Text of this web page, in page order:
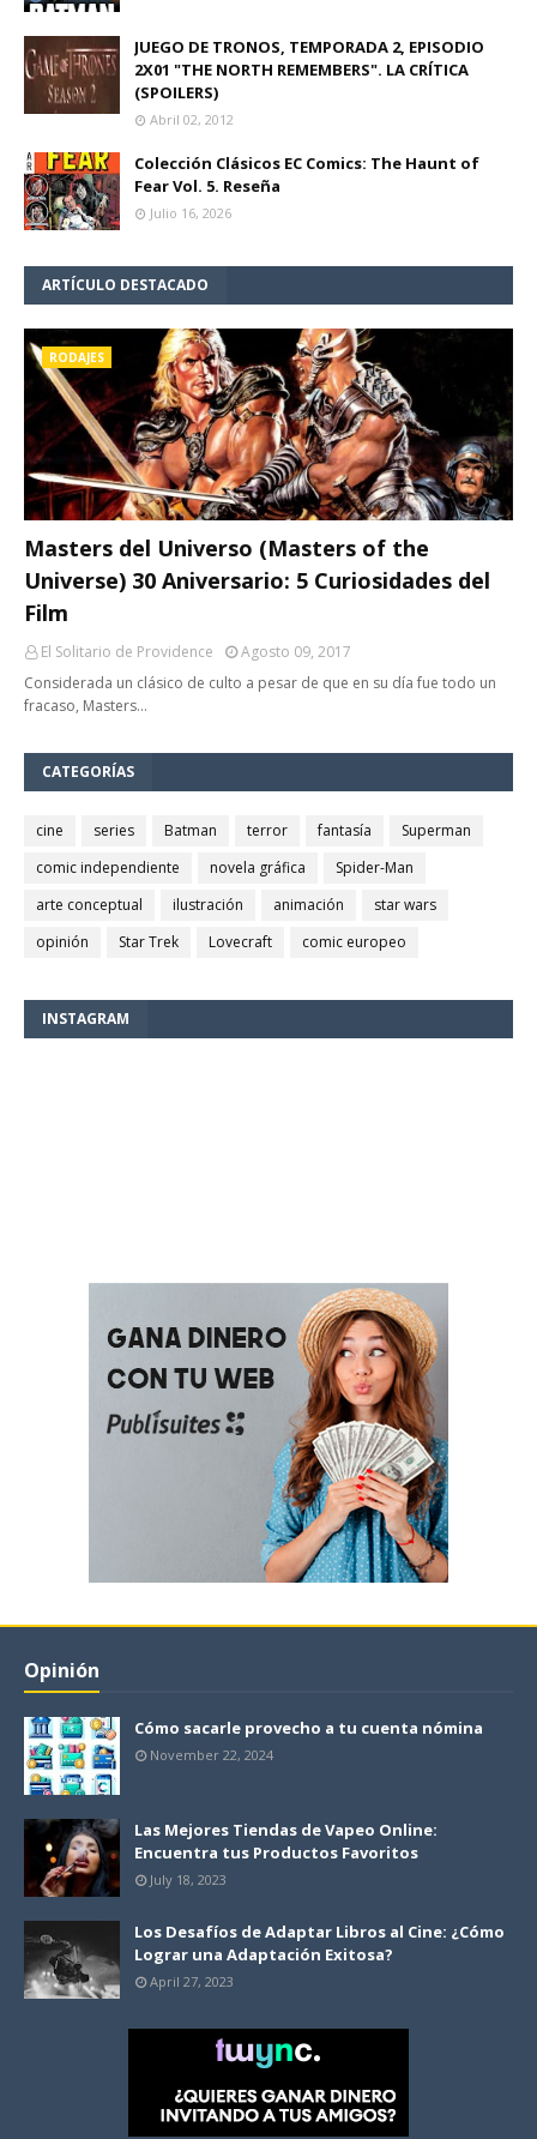
JUEGO DE TRONOS, TEMPORADA 2, EPISODIO
2X01 "THE NORTH REMEMBERS". LA CRÍTICA
(SPOILERS)
Abril 02, 2012
Colección Clásicos EC Comics: The Haunt of
Fear Vol. 5. Reseña
Julio 16, 2026
ARTÍCULO DESTACADO
RODAJES
Masters del Universo (Masters of the
Universe) 30 Aniversario: 5 Curiosidades del
Film
El Solitario de Providence
Agosto 09, 2017
Considerada un clásico de culto a pesar de que en su día fue todo un
fracaso, Masters…
CATEGORÍAS
cine series Batman terror fantasía
Superman
comic independiente
novela gráfica
Spider-Man
arte conceptual
ilustración animación
star wars
opinión
Star Trek Lovecraft comic europeo
INSTAGRAM
Opinión
Cómo sacarle provecho a tu cuenta nómina
November 22, 2024
Las Mejores Tiendas de Vapeo Online:
Encuentra tus Productos Favoritos
July 18, 2023
Los Desafíos de Adaptar Libros al Cine: ¿Cómo
Lograr una Adaptación Exitosa?
April 27, 2023